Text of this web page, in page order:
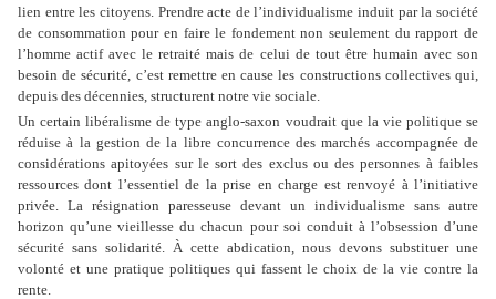
lien entre les citoyens. Prendre acte de l’individualisme induit par la société
de consommation pour en faire le fondement non seulement du rapport de
l’homme actif avec le retraité mais de celui de tout être humain avec son
besoin de sécurité, c’est remettre en cause les constructions collectives qui,
depuis des décennies, structurent notre vie sociale.
Un certain libéralisme de type anglo-saxon voudrait que la vie politique se
réduise à la gestion de la libre concurrence des marchés accompagnée de
considérations apitoyées sur le sort des exclus ou des personnes à faibles
ressources dont l’essentiel de la prise en charge est renvoyé à l’initiative
privée. La résignation paresseuse devant un individualisme sans autre
horizon qu’une vieillesse du chacun pour soi conduit à l’obsession d’une
sécurité sans solidarité. À cette abdication, nous devons substituer une
volonté et une pratique politiques qui fassent le choix de la vie contre la
rente.